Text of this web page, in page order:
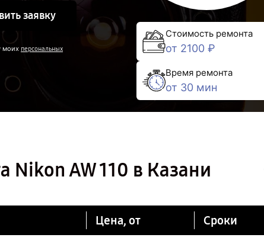
заявку
моих персональных
Стоимость ремонта
от 2100 ₽
Время ремонта
от 30 мин
Nikon AW 110 в Казани
Цена, от Сроки